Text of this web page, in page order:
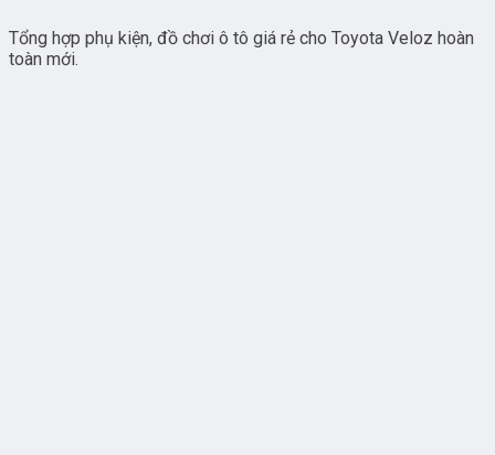
Tổng hợp phụ kiện, đồ chơi ô tô giá rẻ cho Toyota Veloz hoàn
toàn mới.